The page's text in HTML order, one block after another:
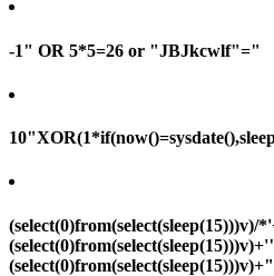
-1" OR 5*5=26 or "JBJkcwlf"="
(select(0)from(select(sleep(15)))v)/